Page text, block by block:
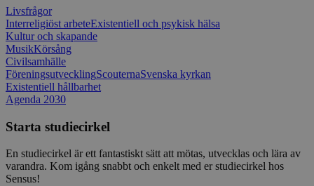
Livsfrågor
Interreligiöst arbeteExistentiell och psykisk hälsa
Kultur och skapande
MusikKörsång
Civilsamhälle
FöreningsutvecklingScouternaSvenska kyrkan
Existentiell hållbarhet
Agenda 2030
Starta studiecirkel
En studiecirkel är ett fantastiskt sätt att mötas, utvecklas och lära av
varandra. Kom igång snabbt och enkelt med er studiecirkel hos
Sensus!